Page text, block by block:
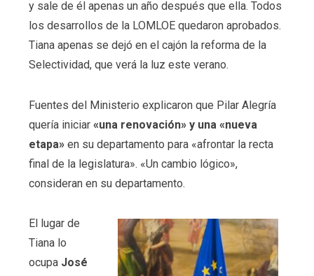
y sale de él apenas un año después que ella. Todos
los desarrollos de la LOMLOE quedaron aprobados.
Tiana apenas se dejó en el cajón la reforma de la
Selectividad, que verá la luz este verano.
Fuentes del Ministerio explicaron que Pilar Alegría
quería iniciar«una renovación» y una «nueva
etapa» en su departamento para «afrontar la recta
final de la legislatura». «Un cambio lógico»,
consideran en su departamento.
El lugar de
Tiana lo
ocupa José